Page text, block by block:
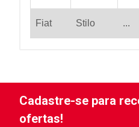
Fiat Stilo ...
Cadastre-se para
ofertas!